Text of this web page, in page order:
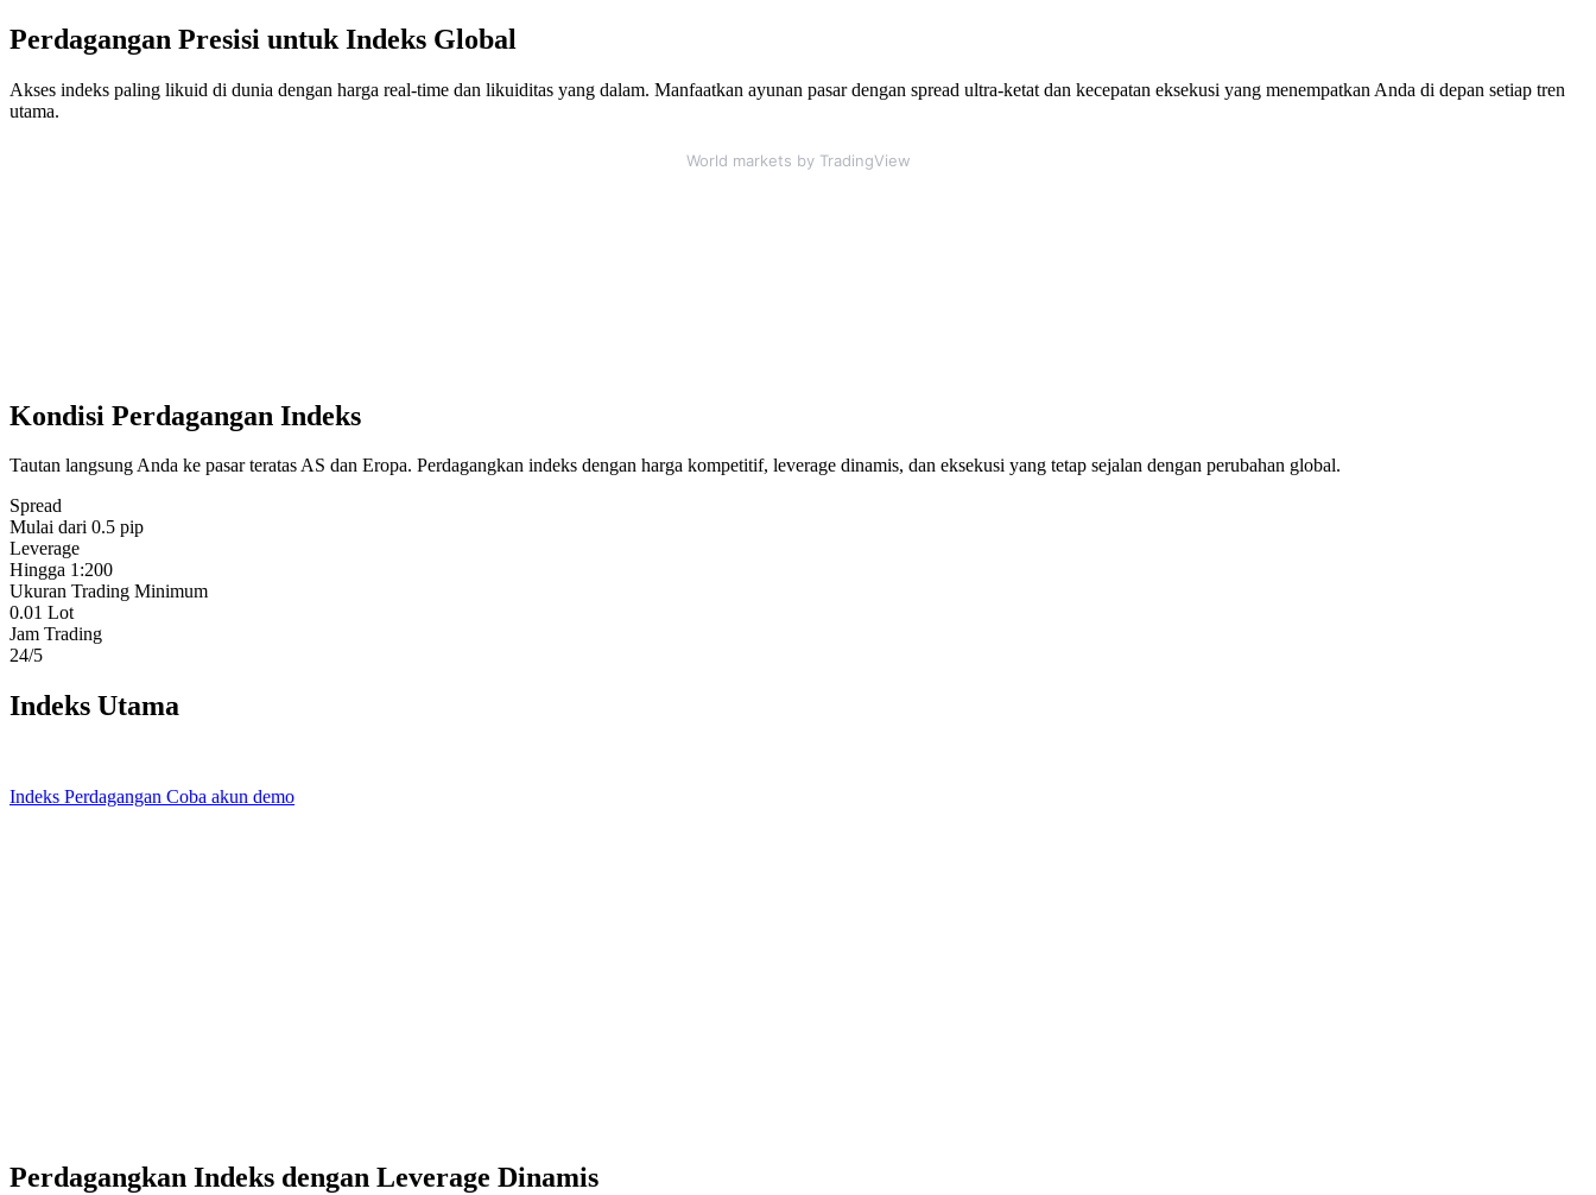
Perdagangan Presisi untuk Indeks Global
Akses indeks paling likuid di dunia dengan harga real-time dan likuiditas yang dalam. Manfaatkan ayunan pasar dengan spread ultra-ketat dan kecepatan eksekusi yang menempatkan Anda di depan setiap tren
utama.
World markets by TradingView
Kondisi Perdagangan Indeks
Tautan langsung Anda ke pasar teratas AS dan Eropa. Perdagangkan indeks dengan harga kompetitif, leverage dinamis, dan eksekusi yang tetap sejalan dengan perubahan global.
Spread
Mulai dari 0.5 pip
Leverage
Hingga 1:200
Ukuran Trading Minimum
0.01 Lot
Jam Trading
24/5
Indeks Utama
Indeks Perdagangan Coba akun demo
Perdagangkan Indeks dengan Leverage Dinamis